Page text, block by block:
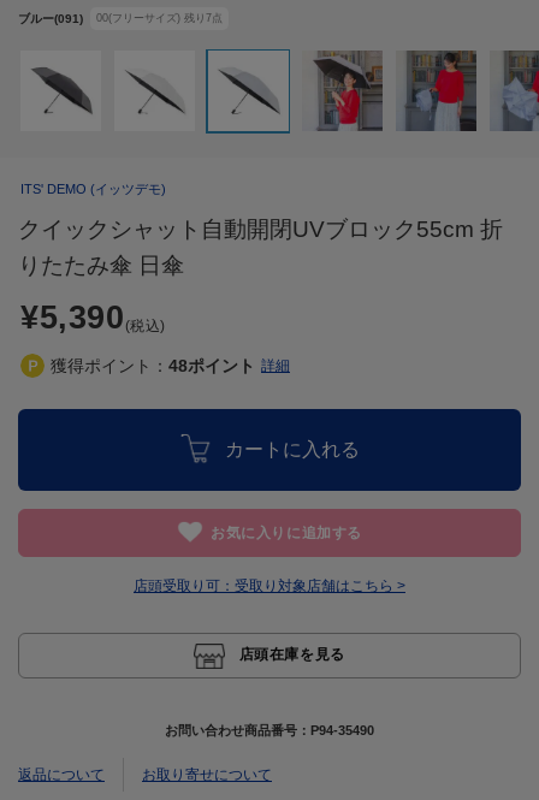
ブルー(091) 00(フリーサイズ) 残り 7点
ITS' DEMO (イッツデモ)
クイックシャット自動開閉UVブロック55cm 折
りたたみ傘 日傘
¥5,390 (税込)
獲得ポイント： 48ポイント 詳細
カートに入れる
お気に入りに追加する
店頭受取り可： 受取り対象店舗はこちら >
店頭在庫を見る
お問い合わせ商品番号： P94-35490
返品について お取り寄せについて